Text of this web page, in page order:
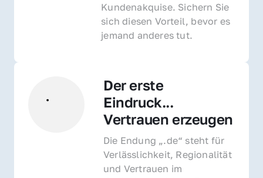
Kundenakquise. Sichern Sie
sich diesen Vorteil, bevor es
jemand anderes tut.
Der erste
Eindruck...
Vertrauen erzeugen
Die Endung „.de“ steht für
Verlässlichkeit, Regionalität
und Vertrauen im